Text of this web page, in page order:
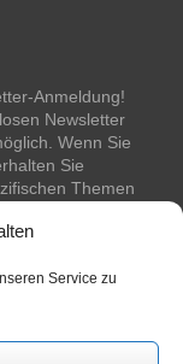
Service zu
Anmeldung!
Newsletter
Wenn Sie
Sie
Themen
bestellen